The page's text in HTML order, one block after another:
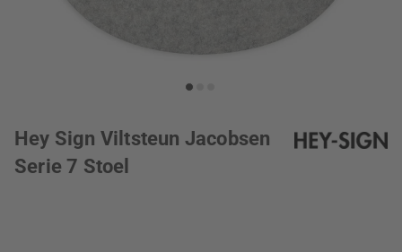
Hey Sign Viltsteun Jacobsen
Serie 7 Stoel